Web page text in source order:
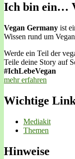
Ich bin ein…
Vegan Germany ist
Wissen rund um
Werde ein Teil der
Teile deine Story auf
#IchLebeVegan
mehr erfahren
Wichtige
Mediakit
Themen
Hinweise